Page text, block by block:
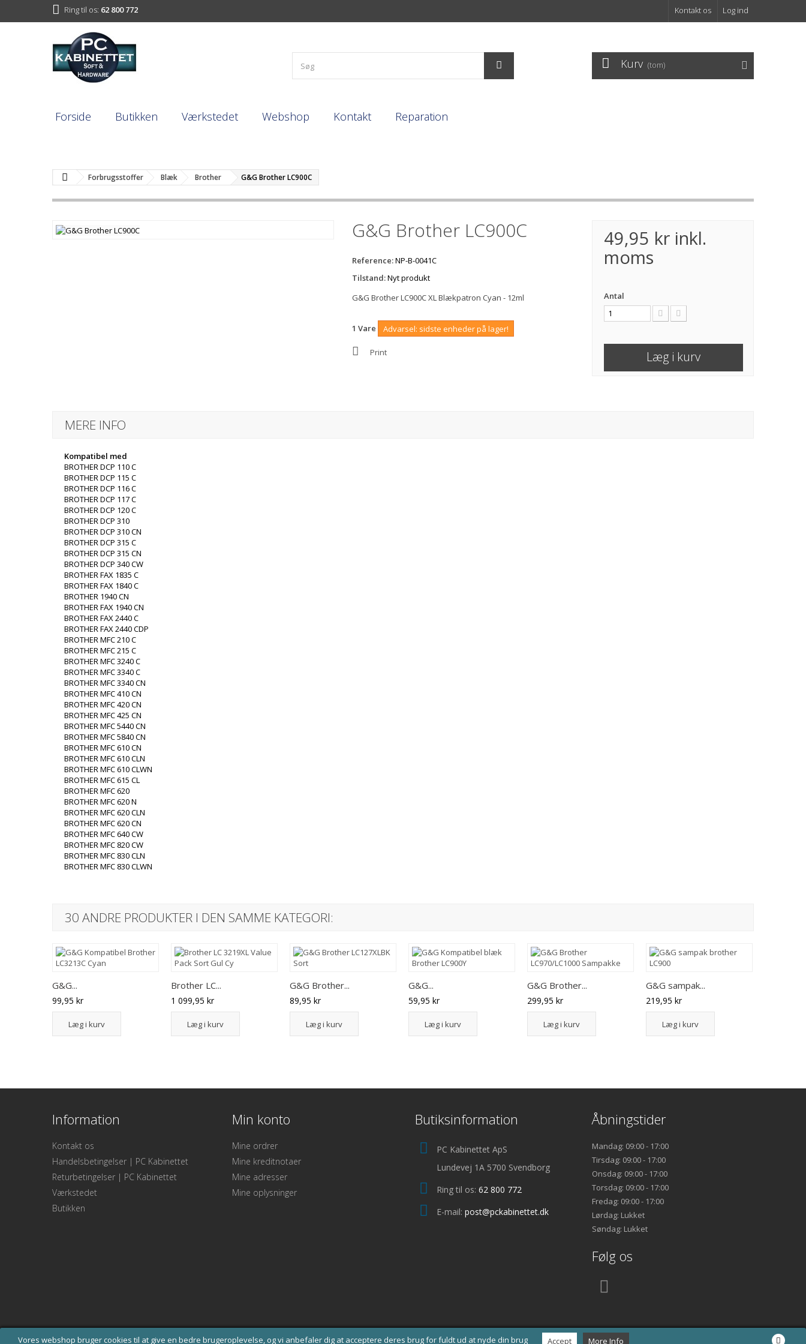
Vores webshop bruger cookies til at give en bedre brugeroplevelse, og vi anbefaler dig at acceptere deres brug for fuldt ud at nyde din brug Accept More Info
Log ind
Kontakt os
Ring til os: 62 800 772
Kurv (tom)
Forside Butikken Værkstedet Webshop Kontakt Reparation
Forbrugsstoffer Blæk Brother G&G Brother LC900C
G&G Brother LC900C
Reference:NP-B-0041C
Tilstand:Nyt produkt
G&G Brother LC900C XL Blækpatron Cyan - 12ml
1 Vare Advarsel: sidste enheder på lager!
Print
49,95 krinkl.
moms
Antal
Læg i kurv
MERE INFO
Kompatibel med
BROTHER DCP 110 C
BROTHER DCP 115 C
BROTHER DCP 116 C
BROTHER DCP 117 C
BROTHER DCP 120 C
BROTHER DCP 310
BROTHER DCP 310 CN
BROTHER DCP 315 C
BROTHER DCP 315 CN
BROTHER DCP 340 CW
BROTHER FAX 1835 C
BROTHER FAX 1840 C
BROTHER 1940 CN
BROTHER FAX 1940 CN
BROTHER FAX 2440 C
BROTHER FAX 2440 CDP
BROTHER MFC 210 C
BROTHER MFC 215 C
BROTHER MFC 3240 C
BROTHER MFC 3340 C
BROTHER MFC 3340 CN
BROTHER MFC 410 CN
BROTHER MFC 420 CN
BROTHER MFC 425 CN
BROTHER MFC 5440 CN
BROTHER MFC 5840 CN
BROTHER MFC 610 CN
BROTHER MFC 610 CLN
BROTHER MFC 610 CLWN
BROTHER MFC 615 CL
BROTHER MFC 620
BROTHER MFC 620 N
BROTHER MFC 620 CLN
BROTHER MFC 620 CN
BROTHER MFC 640 CW
BROTHER MFC 820 CW
BROTHER MFC 830 CLN
BROTHER MFC 830 CLWN
30 ANDRE PRODUKTER I DEN SAMME KATEGORI:
G&G...
99,95 kr
Læg i kurv
Brother LC...
1 099,95 kr
Læg i kurv
G&G Brother...
89,95 kr
Læg i kurv
G&G...
59,95 kr
Læg i kurv
G&G Brother...
299,95 kr
Læg i kurv
G&G sampak...
219,95 kr
Læg i kurv
Information
Kontakt os
Handelsbetingelser | PC Kabinettet
Returbetingelser | PC Kabinettet
Værkstedet
Butikken
Min konto
Mine ordrer
Mine kreditnotaer
Mine adresser
Mine oplysninger
Butiksinformation
PC Kabinettet ApS
Lundevej 1A 5700 Svendborg
Ring til os: 62 800 772
E-mail: post@pckabinettet.dk
Åbningstider
Mandag: 09:00 - 17:00
Tirsdag: 09:00 - 17:00
Onsdag: 09:00 - 17:00
Torsdag: 09:00 - 17:00
Fredag: 09:00 - 17:00
Lørdag: Lukket
Søndag: Lukket
Følg os